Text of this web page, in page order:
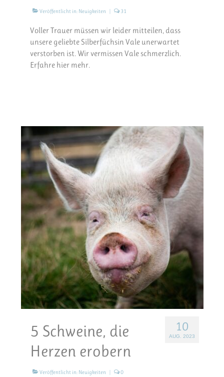
Veröffentlicht in: Neuigkeiten | 31
Voller Trauer müssen wir leider mitteilen, dass
unsere geliebte Silberfüchsin Vale unerwartet
verstorben ist. Wir vermissen Vale schmerzlich.
Erfahre hier mehr.
10
AUG. 2023
5 Schweine, die
Herzen erobern
Veröffentlicht in: Neuigkeiten | 0